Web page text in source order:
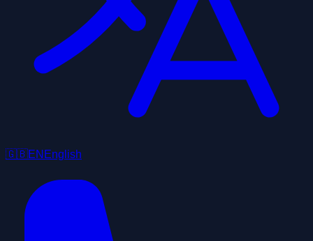
🇬🇧EN English